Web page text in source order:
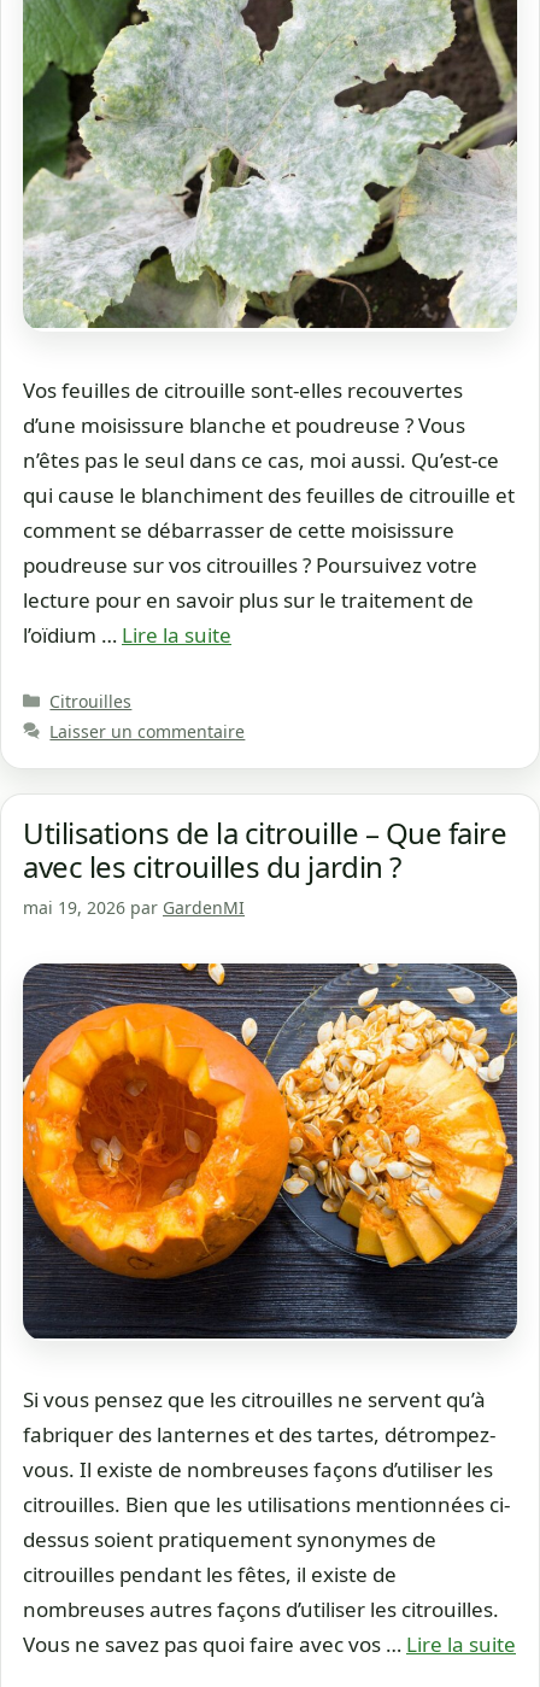
Vos feuilles de citrouille sont-elles recouvertes
d’une moisissure blanche et poudreuse ? Vous
n’êtes pas le seul dans ce cas, moi aussi. Qu’est-ce
qui cause le blanchiment des feuilles de citrouille et
comment se débarrasser de cette moisissure
poudreuse sur vos citrouilles ? Poursuivez votre
lecture pour en savoir plus sur le traitement de
l’oïdium … Lire la suite
Catégories
Citrouilles
Laisser un commentaire
Utilisations de la citrouille – Que faire
avec les citrouilles du jardin ?
mai 19, 2026 par GardenMI
Si vous pensez que les citrouilles ne servent qu’à
fabriquer des lanternes et des tartes, détrompez-
vous. Il existe de nombreuses façons d’utiliser les
citrouilles. Bien que les utilisations mentionnées ci-
dessus soient pratiquement synonymes de
citrouilles pendant les fêtes, il existe de
nombreuses autres façons d’utiliser les citrouilles.
Vous ne savez pas quoi faire avec vos … Lire la suite